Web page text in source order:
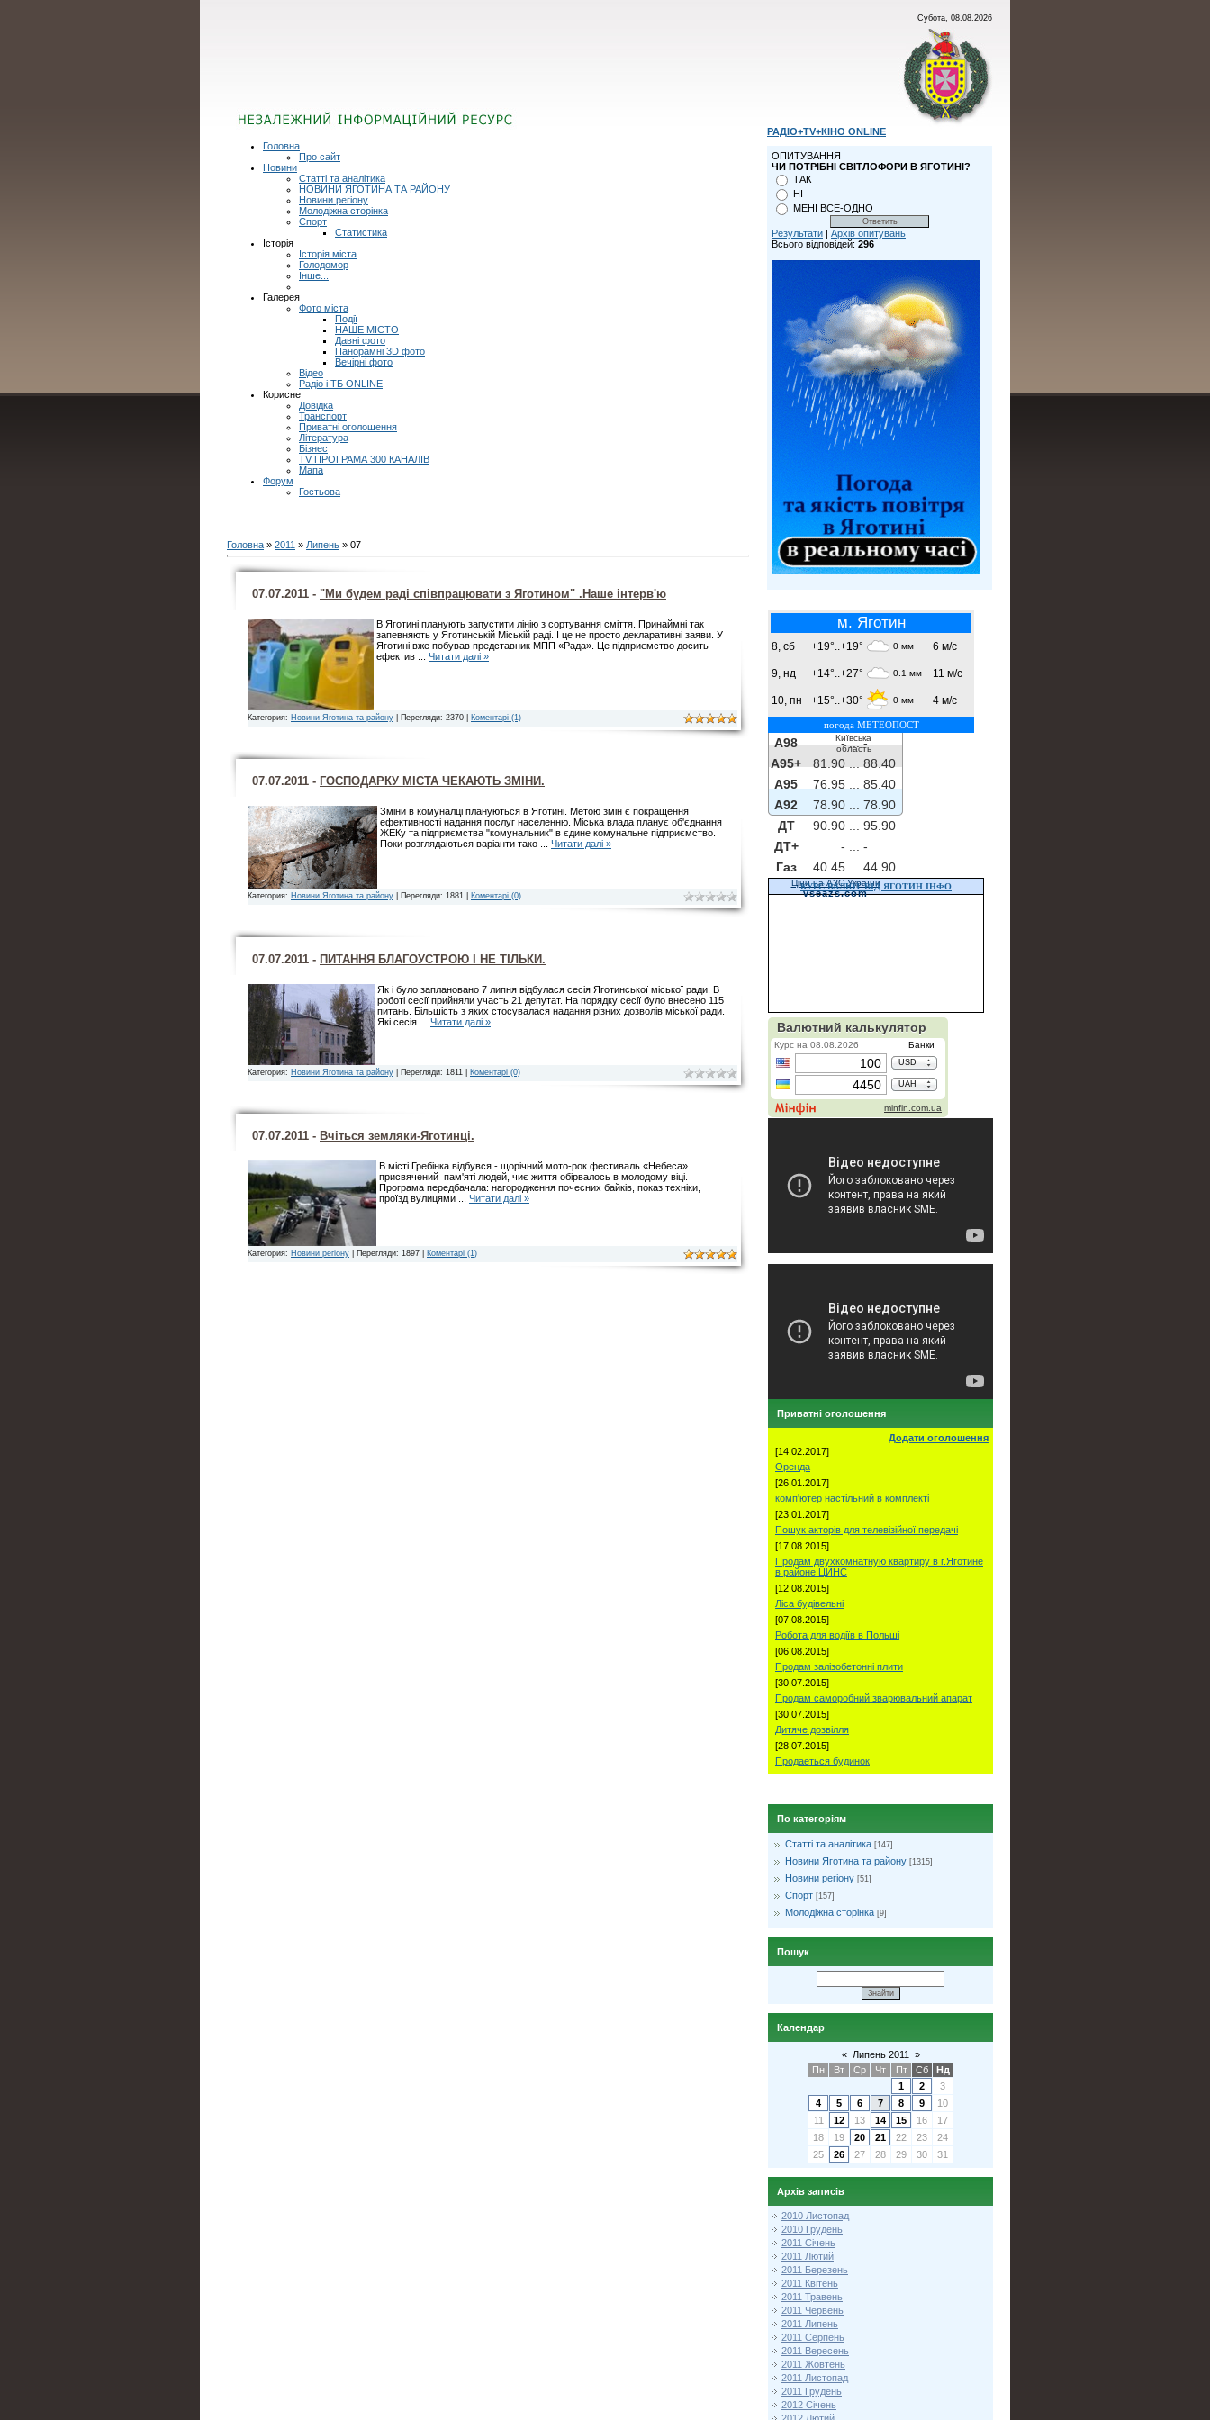
Субота, 08.08.2026
Головна
Про сайт
Новини
Статті та аналітика
НОВИНИ ЯГОТИНА ТА РАЙОНУ
Новини регіону
Молодіжна сторінка
Спорт
Статистика
Історія
Історія міста
Голодомор
Інше...
Галерея
Фото міста
Події
НАШЕ МІСТО
Давні фото
Панорамні 3D фото
Вечірні фото
Відео
Радіо і ТБ ONLINE
Корисне
Довідка
Транспорт
Приватні оголошення
Література
Бізнес
TV ПРОГРАМА 300 КАНАЛІВ
Мапа
Форум
Гостьова
Головна » 2011 » Липень » 07
07.07.2011 - "Ми будем раді співпрацювати з Яготином" .Наше інтерв'ю
В Яготині планують запустити лінію з сортування сміття. Принаймні так
запевняють у Яготинській Міській раді. І це не просто декларативні заяви. У
Яготині вже побував представник МПП «Рада». Це підприємство досить
ефектив
Читати далі »
Категория: Новини Яготина та району | Перегляди: 2370 | Коментарі (1)
07.07.2011 - ГОСПОДАРКУ МІСТА ЧЕКАЮТЬ ЗМІНИ.
Зміни в комуналці плануються в Яготині. Метою змін є покращення
ефективності надання послуг населенню. Міська влада планує об'єднання
ЖЕКу та підприємства "комунальник" в єдине комунальне підприємство.
Поки розглядаються варіанти тако
Читати далі »
Категория: Новини Яготина та району | Перегляди: 1881 | Коментарі (0)
07.07.2011 - ПИТАННЯ БЛАГОУСТРОЮ І НЕ ТІЛЬКИ.
Як і було заплановано 7 липня відбулася сесія Яготинської міської ради. В
роботі сесії прийняли участь 21 депутат. На порядку сесії було внесено 115
питань. Більшість з яких стосувалася надання різних дозволів міської ради.
Які сесія
Читати далі »
Категория: Новини Яготина та району | Перегляди: 1811 | Коментарі (0)
07.07.2011 - Вчіться земляки-Яготинці.
В місті Гребінка відбувся - щорічний мото-рок фестиваль «Небеса»
присвячений пам'яті людей, чиє життя обірвалось в молодому віці.
Програма передбачала: нагородження почесних байків, показ техніки,
проїзд вулицями
Читати далі »
Категория: Новини регіону | Перегляди: 1897 | Коментарі (1)
РАДІО+TV+КІНО ONLINE
ОПИТУВАННЯ
ЧИ ПОТРІБНІ СВІТЛОФОРИ В ЯГОТИНІ?
ТАК
НІ
МЕНІ ВСЕ-ОДНО
Результати | Архів опитувань
Всього відповідей: 296
м. Яготин
8, сб +19°..+19° 0 мм 6 м/с
9, нд +14°..+27° 0.1 мм 11 м/с
10, пн +15°..+30° 0 мм 4 м/с
погода МЕТЕОПОСТ
Київська
область
A98 - ...-
A95+
81.90 ...
88.40
A95
76.95 ...
85.40
A92
78.90 ...
78.90
ДТ
90.90 ...
95.90
ДТ+
- ...
-
Газ
40.45 ... 44.90
Ціни на АЗС України
vseazs.com
КУРС ВАЛЮТ ВІД ЯГОТИН ІНФО
Приватні оголошення
Додати оголошення
[14.02.2017]
Оренда
[26.01.2017]
комп'ютер настільний в комплекті
[23.01.2017]
Пошук акторів для телевізійної передачі
[17.08.2015]
Продам двухкомнатную квартиру в г.Яготине
в районе ЦИНС
[12.08.2015]
Ліса будівельні
[07.08.2015]
Робота для водіїв в Польші
[06.08.2015]
Продам залізобетонні плити
[30.07.2015]
Продам саморобний зварювальний апарат
[30.07.2015]
Дитяче дозвілля
[28.07.2015]
Продаеться будинок
По категоріям
Статті та аналітика [147]
Новини Яготина та району [1315]
Новини регіону [51]
Спорт [157]
Молодіжна сторінка [9]
Пошук
Календар
« Липень 2011
»
Пн
Вт Ср Чт Пт Сб
Нд
1
2
3
4
5 6 7 8 9
10
11
12 13 14 15 16
17
18
19 20 21 22 23
24
25
26 27 28 29 30 31
Архів записів
2010 Листопад
2010 Грудень
2011 Січень
2011 Лютий
2011 Березень
2011 Квітень
2011 Травень
2011 Червень
2011 Липень
2011 Серпень
2011 Вересень
2011 Жовтень
2011 Листопад
2011 Грудень
2012 Січень